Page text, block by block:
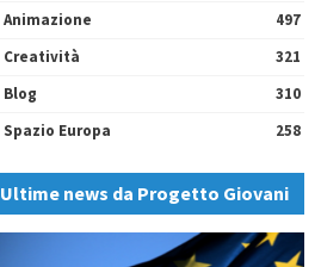
Animazione
497
Creatività
321
Blog
310
Spazio Europa
258
Ultime news da Progetto Giovani